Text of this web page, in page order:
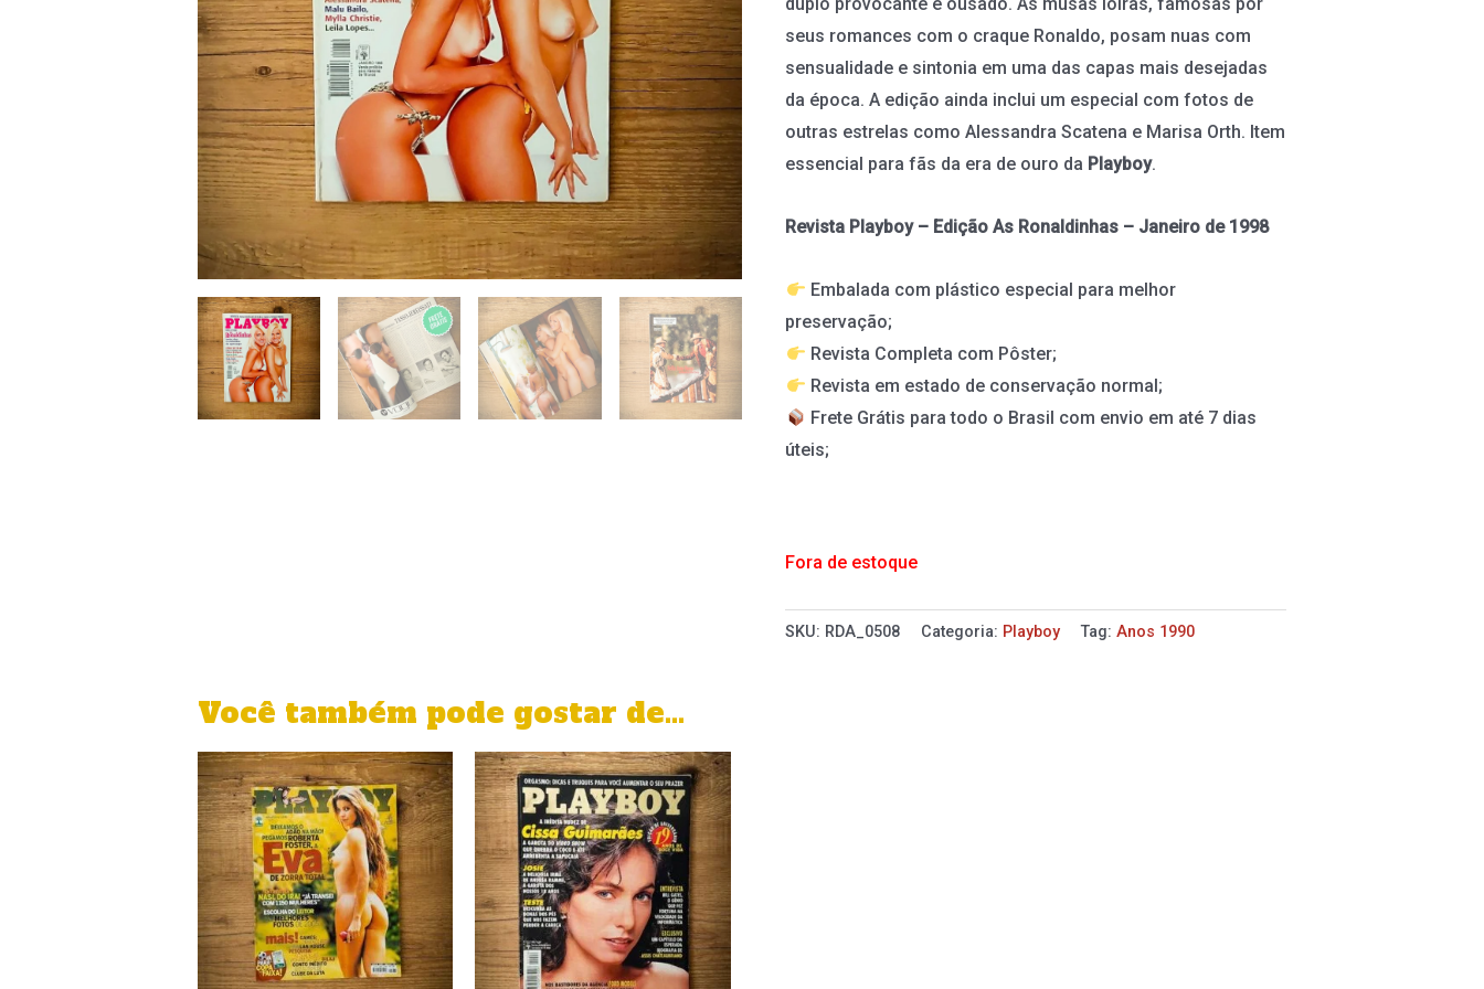
seus romances com o craque Ronaldo, posam nuas com
sensualidade e sintonia em uma das capas mais desejadas
da época. A edição ainda inclui um especial com fotos de
outras estrelas como Alessandra Scatena e Marisa Orth. Item
essencial para fãs da era de ouro da Playboy.
Revista Playboy – Edição As Ronaldinhas – Janeiro de 1998
Embalada com plástico especial para melhor
preservação;
Revista Completa com Pôster;
Revista em estado de conservação normal;
Frete Grátis para todo o Brasil com envio em até 7 dias
úteis;
Fora de estoque
SKU: RDA_0508 Categoria: Playboy Tag:Anos 1990
Você também pode gostar de…